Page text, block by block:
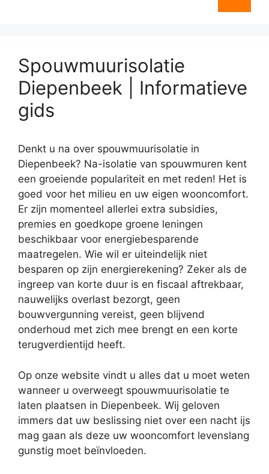
Spouwmuurisolatie
Diepenbeek | Informatieve
gids
Denkt u na over spouwmuurisolatie in
Diepenbeek? Na-isolatie van spouwmuren kent
een groeiende populariteit en met reden! Het is
goed voor het milieu en uw eigen wooncomfort.
Er zijn momenteel allerlei extra subsidies,
premies en goedkope groene leningen
beschikbaar voor energiebesparende
maatregelen. Wie wil er uiteindelijk niet
besparen op zijn energierekening? Zeker als de
ingreep van korte duur is en fiscaal aftrekbaar,
nauwelijks overlast bezorgt, geen
bouwvergunning vereist, geen blijvend
onderhoud met zich mee brengt en een korte
terugverdientijd heeft.
Op onze website vindt u alles dat u moet weten
wanneer u overweegt spouwmuurisolatie te
laten plaatsen in Diepenbeek. Wij geloven
immers dat uw beslissing niet over een nacht ijs
mag gaan als deze uw wooncomfort levenslang
gunstig moet beïnvloeden.